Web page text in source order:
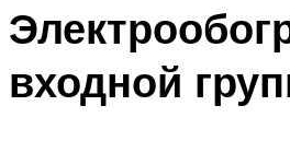
входной